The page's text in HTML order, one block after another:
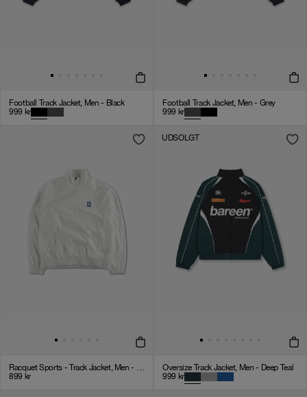
Football Track Jacket, Men - Black
999 kr
Football Track Jacket, Men - Grey
999 kr
Racquet Sports - Track Jacket, Men - White
899 kr
UDSOLGT
Oversize Track Jacket, Men - Deep Teal
999 kr